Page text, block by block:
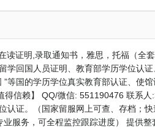
证明,录取通知书，雅思，托福（全
回国人员证明、教育部学历学位认
等国的学历学位真实教育部认证、使
信赖】 QQ/微信: 551190476 联系
证。（国家留服网上可查、存档；快
服务，可全程监控跟踪进度） 提供